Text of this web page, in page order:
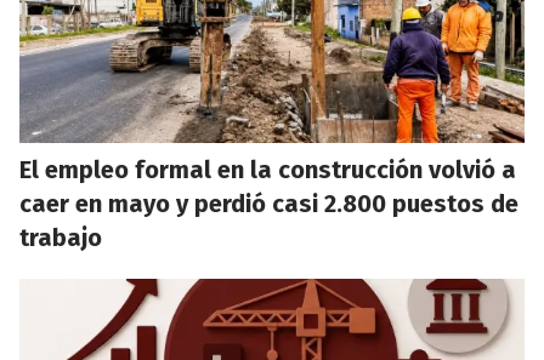
El empleo formal en la construcción volvió a
caer en mayo y perdió casi 2.800 puestos de
trabajo